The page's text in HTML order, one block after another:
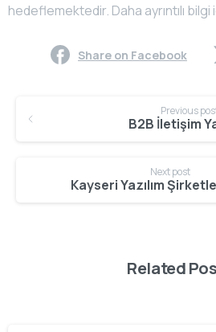
hedeflemektedir. Daha ayrıntılı bilgi
Share on Facebook
Reading
Previous
B2B İletişim
Next post
Kayseri Yazılım
Related